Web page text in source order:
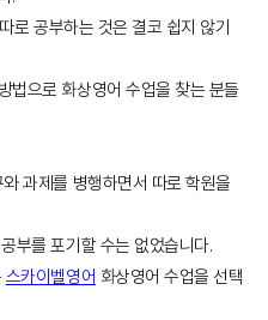
로 공부하는 것은 결코 쉽지 않기
법으로 화상영어 수업을 찾는 분들
과제를 병행하면서 따로 학원을
부를 포기할 수는 없었습니다.
스카이벨영어 화상영어 수업을 선택